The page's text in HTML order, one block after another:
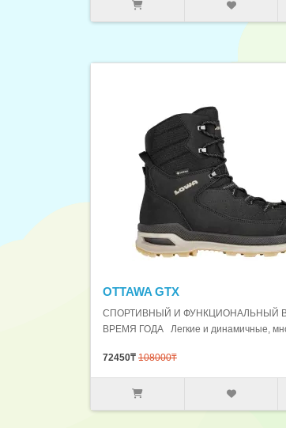
OTTAWA GTX
СПОРТИВНЫЙ И ФУНКЦИОНАЛЬНЫЙ
ВРЕМЯ ГОДА Легкие и динамичные,
72450₸ 108000₸